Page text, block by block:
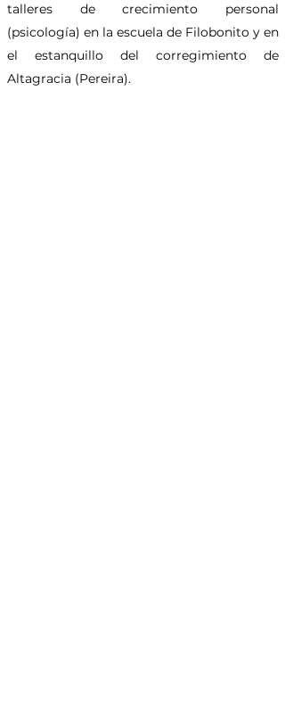
talleres de crecimiento personal
(psicología) en la escuela de Filobonito y en
el estanquillo del corregimiento de
Altagracia (Pereira).